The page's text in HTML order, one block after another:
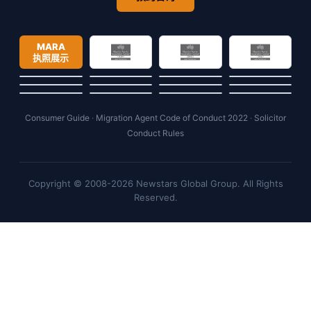
MARA
执照展示
Consumer Guide · Migration Agent Code of Conduct 2022 · Solicitor
Conduct Rules
Copyright © 2008-2026 Newstars Global Group. All Rights
Reserved.